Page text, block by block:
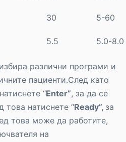
30 5-60
5.5 5.0-8.0
различни програми и
пациенти.След като
“Enter”, за да се
това натиснете “Ready”, за
това може да работите,
на